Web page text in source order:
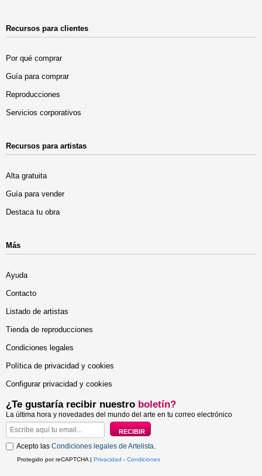
Recursos para clientes
Por qué comprar
Guía para comprar
Reproducciones
Servicios corporativos
Recursos para artistas
Alta gratuita
Guía para vender
Destaca tu obra
Más
Ayuda
Contacto
Listado de artistas
Tienda de reproducciones
Condiciones legales
Política de privacidad y cookies
Configurar privacidad y cookies
¿Te gustaría recibir nuestro boletín?
La última hora y novedades del mundo del arte en tu correo electrónico
Acepto las Condiciones legales de Artelista.
Protegido por reCAPTCHA | Privacidad - Condiciones